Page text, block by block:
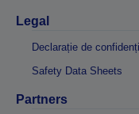
Legal
Declarație de
Safety Data Sheets
Partners